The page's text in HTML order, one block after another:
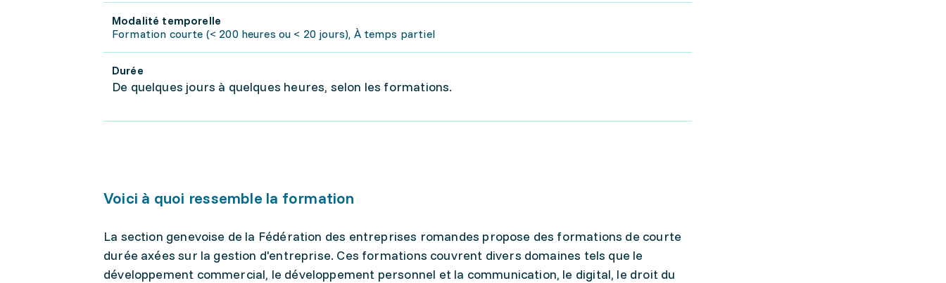
Modalité temporelle
Formation courte (< 200 heures ou < 20 jours), À temps partiel
Durée
De quelques jours à quelques heures, selon les formations.
Voici à quoi ressemble la formation
La section genevoise de la Fédération des entreprises romandes propose des formations de courte
durée axées sur la gestion d'entreprise. Ces formations couvrent divers domaines tels que le
développement commercial, le développement personnel et la communication, le digital, le droit du